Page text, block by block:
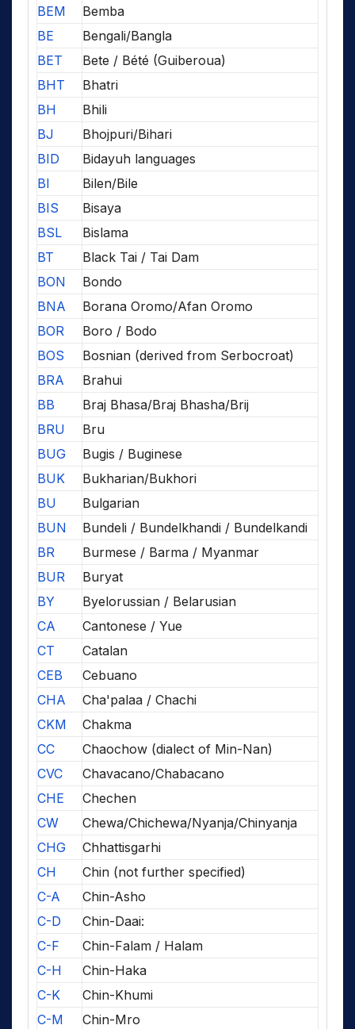
BEM
Bemba
BE
Bengali/Bangla
BET
Bete / Bété (Guiberoua)
BHT
Bhatri
BH
Bhili
BJ
Bhojpuri/Bihari
BID
Bidayuh languages
BI
Bilen/Bile
BIS
Bisaya
BSL
Bislama
BT
Black Tai / Tai Dam
BON
Bondo
BNA
Borana Oromo/Afan Oromo
BOR
Boro / Bodo
BOS
Bosnian (derived from Serbocroat)
BRA
Brahui
BB
Braj Bhasa/Braj Bhasha/Brij
BRU
Bru
BUG
Bugis / Buginese
BUK
Bukharian/Bukhori
BU
Bulgarian
BUN
Bundeli / Bundelkhandi / Bundelkandi
BR
Burmese / Barma / Myanmar
BUR
Buryat
BY
Byelorussian / Belarusian
CA
Cantonese / Yue
CT
Catalan
CEB
Cebuano
CHA
Cha'palaa / Chachi
CKM
Chakma
CC
Chaochow (dialect of Min-Nan)
CVC
Chavacano/Chabacano
CHE
Chechen
CW
Chewa/Chichewa/Nyanja/Chinyanja
CHG
Chhattisgarhi
CH
Chin (not further specified)
C-A
Chin-Asho
C-D
Chin-Daai:
C-F
Chin-Falam / Halam
C-H
Chin-Haka
C-K
Chin-Khumi
C-M
Chin-Mro